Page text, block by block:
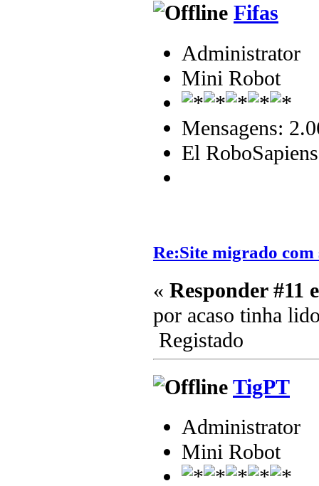
Fifas
Administrator
Mini Robot
Mensagens:
El RoboSapiens
Re:Site migrado com
« Responder #11
por acaso tinha
Registado
TigPT
Administrator
Mini Robot